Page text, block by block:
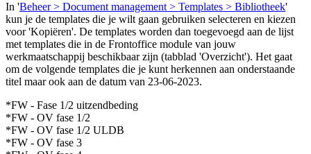
In 'Beheer > Document management > Templates > Bibliotheek'
kun je de templates die je wilt gaan gebruiken selecteren en kiezen
voor 'Kopiëren'. De templates worden dan toegevoegd aan de lijst
met templates die in de Frontoffice module van jouw
werkmaatschappij beschikbaar zijn (tabblad 'Overzicht'). Het gaat
om de volgende templates die je kunt herkennen aan onderstaande
titel maar ook aan de datum van 23-06-2023.
*FW - Fase 1/2 uitzendbeding
*FW - OV fase 1/2
*FW - OV fase 1/2 ULDB
*FW - OV fase 3